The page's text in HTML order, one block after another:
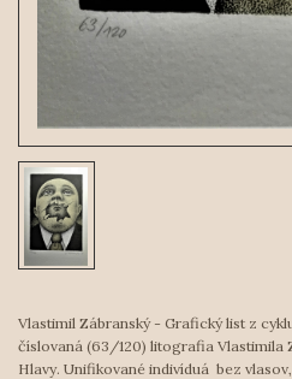
Vlastimil Zábranský - Grafický list z
číslovaná (63/120) litografia Vlastimila
Hlavy. Unifikované indivíduá bez